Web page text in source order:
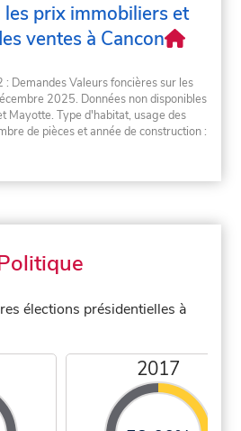
prix immobiliers et
ventes à Cancon
Demandes Valeurs foncières sur les
2025. Données non disponibles
Mayotte. Type d'habitat, usage des
de pièces et année de construction :
élections présidentielles à
2017